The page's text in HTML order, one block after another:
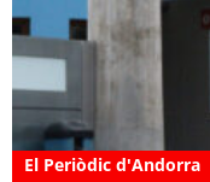
El Periòdic d'Andorra